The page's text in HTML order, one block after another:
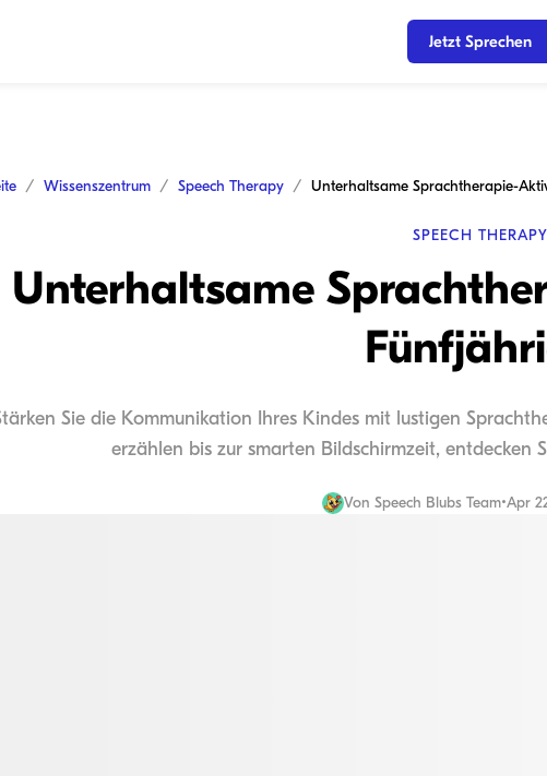
Jetzt Sprechen
Wissenszentrum Speech Therapy
SPEECH THERAPY
Unterhaltsame
Sie die Kommunikation Ihres Kindes mit lustigen
erzählen bis zur smarten Bildschirmzeit, entdecken
Von Speech Blubs Team•Apr